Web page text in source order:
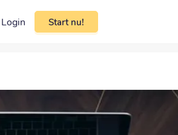
Login Start nu!